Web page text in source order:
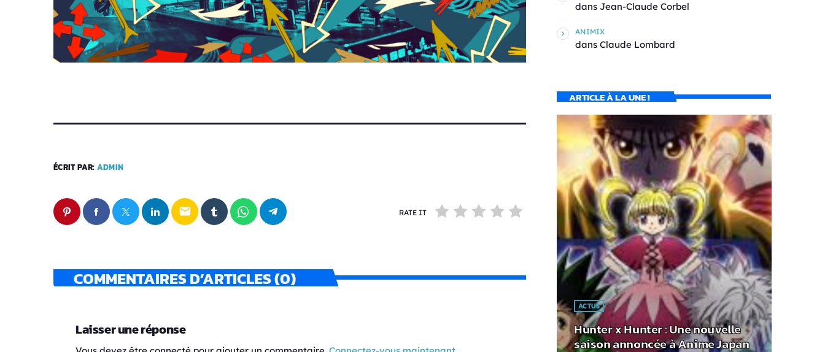
ÉCRIT PAR: ADMIN
email RATE IT
COMMENTAIRES D’ARTICLES (0)
Laisser une réponse
dans Jean-Claude Corbel
ANIMIX
dans Claude Lombard
ARTICLE À LA UNE !
ACTUS
Hunter x Hunter : Une nouvelle
saison annoncée à Anime Japan